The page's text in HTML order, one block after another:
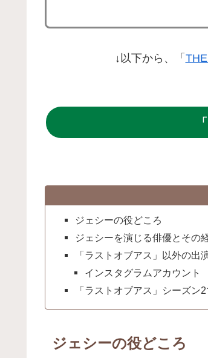
↓以下から、「
ジェシーの役どころ
ジェシーを演じる俳優とその
「ラストオブアス」以外の出
インスタグラムアカウント
「ラストオブアス」シーズ
ジェシーの役どころ